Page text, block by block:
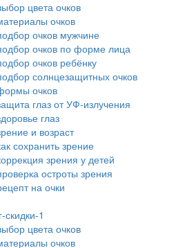
цвета очков
очков
очков мужчине
очков по форме лица
очков ребёнку
солнцезащитных очков
очков
глаз от УФ-излучения
глаз
и возраст
сохранить зрение
зрения у детей
остроты зрения
на очки
скидки-1
цвета очков
очков